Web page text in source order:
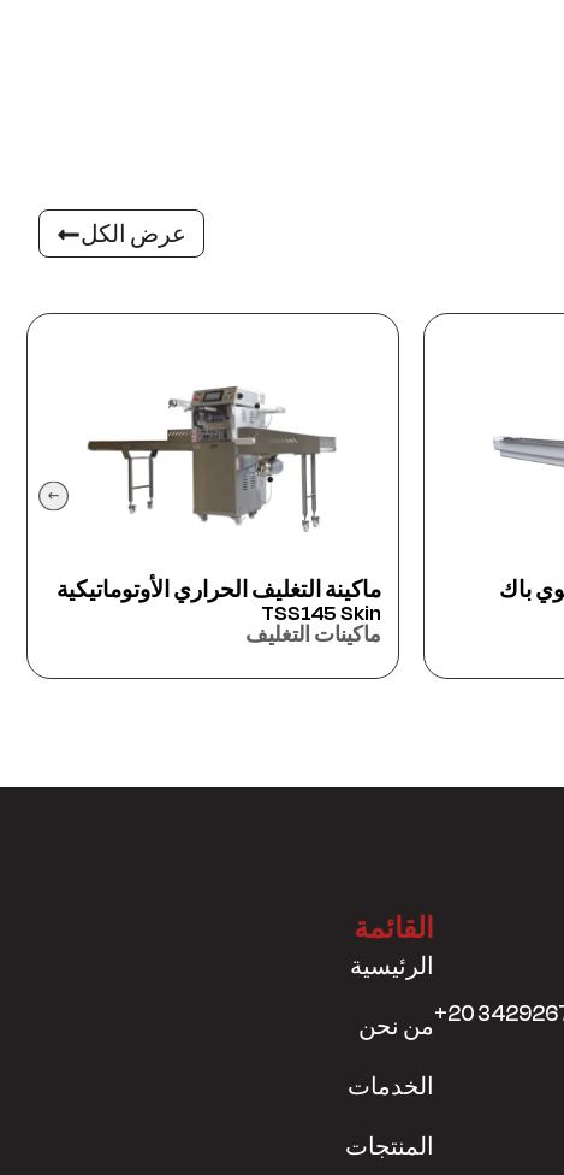
عرض الكل
ماكينة التغليف الحراري نصف
الأوتوماتيكية TSS102-F
ماكينات التغليف
+20
القائمة
الرئيسية
من نحن
الخدمات
المنتجات